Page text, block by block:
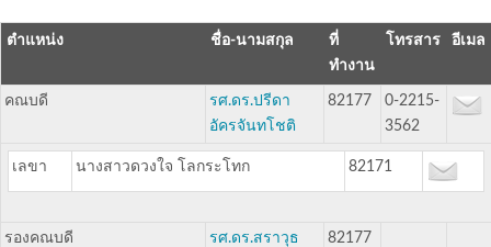
ตำแหน่ง ชื่อ-นามสกุล
ที่
ทำงาน
โทรสาร อีเมล
คณบดี
รศ.ดร.ปรีดา
อัครจันทโชติ
82177
0-2215-
3562
เลขา นางสาวดวงใจ โลกระโทก 82171
รองคณบดี
รศ.ดร.สราวุธ
82177